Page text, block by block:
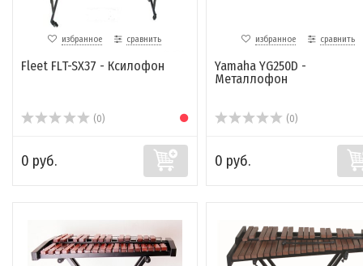
избранное сравнить
Fleet FLT-SX37 - Ксилофон
(0)
0 руб.
избранное сравнить
Yamaha YG250D -
Металлофон
(0)
0 руб.